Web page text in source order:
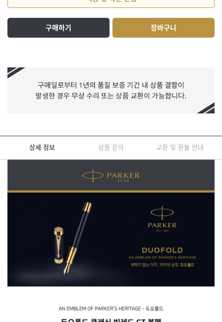
구매하기 장바구니
상세 정보 상품 문의 교환 및 환불 안내